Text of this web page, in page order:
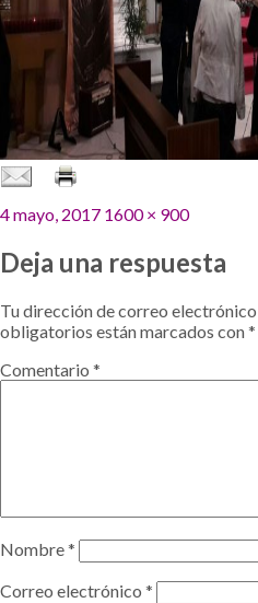
Publicado
4 mayo, 2017 Tamaño
1600 × 900
Deja una respuesta
Tu dirección de correo
obligatorios están marcados con*
Comentario *
Nombre*
Correo electrónico *